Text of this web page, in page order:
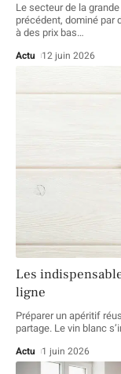
Le secteur de la
précédent, dominé par
à des prix bas…
Actu 12 juin 2026
Les
ligne
Préparer un apéritif
partage. Le vin blanc
Actu 1 juin 2026